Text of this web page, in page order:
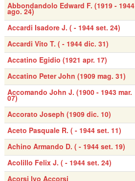
Abbondandolo Edward F. (1919 - 1944
ago. 24)
Accardi Isadore J. ( - 1944 set. 24)
Accardi Vito T. ( - 1944 dic. 31)
Accatino Egidio (1921 apr. 17)
Accatino Peter John (1909 mag. 31)
Accomando John J. (1900 - 1943 mar.
07)
Accorato Joseph (1909 dic. 10)
Aceto Pasquale R. ( - 1944 set. 11)
Achino Armando D. ( - 1944 set. 19)
Acolillo Felix J. ( - 1944 set. 24)
Acorsi Ivo Accorsi